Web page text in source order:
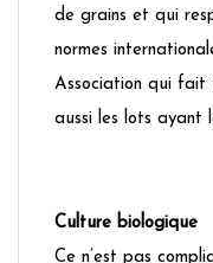
de grains et qui
normes
Association qui fait
aussi les lots ayant
Culture biologique
Ce n’est pas